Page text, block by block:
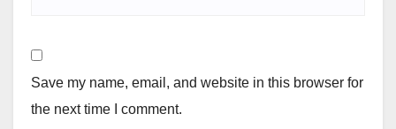
Save my name, email, and website in this browser for
the next time I comment.